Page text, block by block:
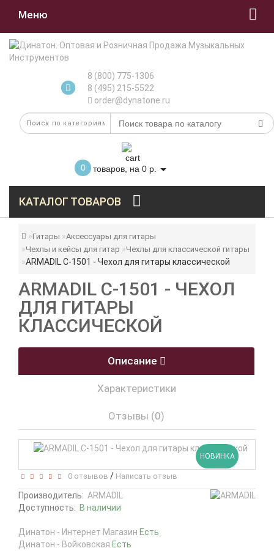
Меню
8 (800) 775-1306
8 (495) 215-5522
order@dynatone.ru
0 товаров, на 0 р.
КАТАЛОГ ТОВАРОВ
Гитары
Аксессуары для гитары
Чехлы и кейсы для гитар
Чехлы для классической гитары
ARMADIL C-1501 - Чехол для гитары классической
ARMADIL C-1501 - ЧЕХОЛ
ДЛЯ ГИТАРЫ
КЛАССИЧЕСКОЙ
Описание
Характеристики
Отзывы (0)
НОВИНКА
0 отзывов / Написать отзыв
Производитель: ARMADIL
Доступность: В наличии
Динатон - Интернет Магазин Есть
Динатон - Войковская Есть